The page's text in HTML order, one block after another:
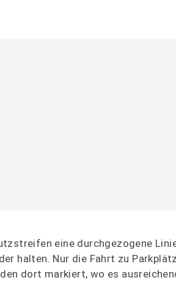
eine durchgezogene
halten. Nur die Fahrt zu
dort markiert, wo es